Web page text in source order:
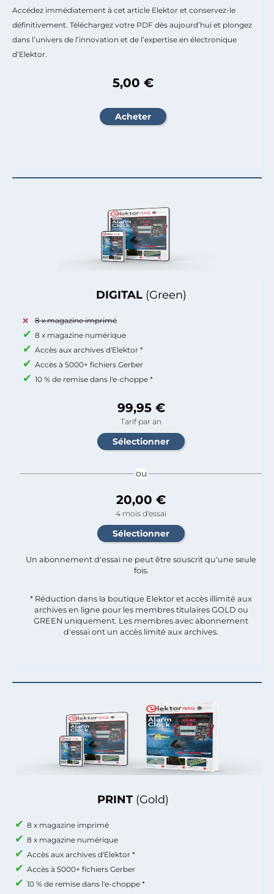
PRINT (Gold)
8 x magazine imprimé
8 x magazine numérique
Accès aux archives d'Elektor *
Accès à 5000+ fichiers Gerber
10 % de remise dans l'e-choppe *
DIGITAL (Green)
8 x magazine imprimé
8 x magazine numérique
Accès aux archives d'Elektor *
Accès à 5000+ fichiers Gerber
10 % de remise dans l'e-choppe *
99,95 €
Tarif par an
ou
20,00 €
4 mois d'essai
Un abonnement d'essai ne peut être souscrit qu'une seule
fois.​
* Réduction dans la boutique Elektor et accès illimité aux
archives en ligne pour les membres titulaires GOLD ou
GREEN uniquement. Les membres avec abonnement
d'essai ont un accès limité aux archives.
Accédez immédiatement à cet article Elektor et conservez-le
définitivement. Téléchargez votre PDF dès aujourd’hui et plongez
dans l’univers de l’innovation et de l’expertise en électronique
d’Elektor.
5,00 €